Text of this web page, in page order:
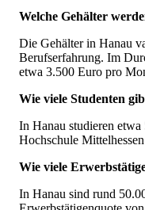
Welche Gehälter
Die Gehälter in Hanau
Berufserfahrung. Im
etwa 3.500 Euro pro
Wie viele Studenten
In Hanau studieren etwa
Hochschule
Wie viele
In Hanau sind rund